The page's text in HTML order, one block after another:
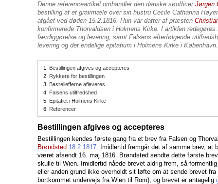
Denne referenceartikel omhandler den danske søofficer Jørgen
bestilling af et gravmæle over sin hustru Cecile Catharina
afgået ved døden 15.2.1816. Hun var datter af præsten
konfirmerede Thorvaldsen i Holmens Kirke. I artiklen
færdiggørelse og levering, samt Falsens efterfølgende
levering og det endelige epitafium i Holmens Kirke i København.
1. Bestillingen afgives og accepteres
2. Rykkere for bestillingen
3. Basreliefferne afleveres
4. Falsens utilfredshed
5. Epitafiet i Holmens Kirke
6. Referencer
Bestillingen afgives og accepteres
Bestillingen kendes første gang fra et brev fra Falsen og
Brøndsted 18.2.1817 . Imidlertid fremgår det af samme brev, at
været afsendt 16. maj 1816. Brøndsted sendte dette første
skulle til Wien. Imidlertid nåede brevet aldrig frem, så
eller anden grund ikke overholdt sit løfte om at sende brevet fra
bortkommet undervejs fra Wien til Rom), og brevet er antagelig